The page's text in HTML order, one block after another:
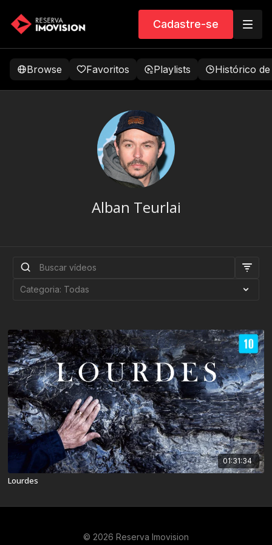
Cadastre-se
Browse Favoritos Playlists Histórico
Alban Teurlai
01:31:34
Lourdes
© 2026 Reserva Imovision